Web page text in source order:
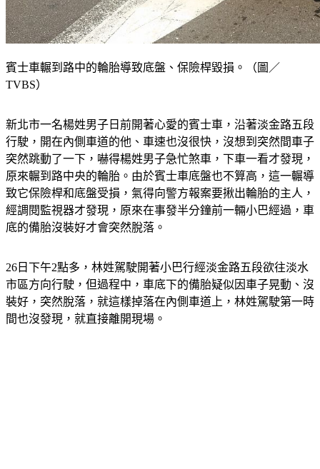
賓士車輾到路中的輪胎導致底盤、保險桿毀損。（圖／
TVBS）
新北市一名楊姓男子日前開著心愛的賓士車，沿著淡金路五段
行駛，開在內側車道的他、車速也沒很快，沒想到突然間車子
突然跳動了一下，嚇得楊姓男子急忙煞車，下車一看才發現，
原來輾到路中央的輪胎。由於賓士車底盤也不算高，這一輾導
致它保險桿和底盤受損，氣得向警方報案要揪出輪胎的主人，
經調閱監視器才發現，原來在事發半分鐘前一輛小巴經過，車
底的備胎沒裝好才會突然脫落。
26日下午2點多，林姓駕駛開著小巴行經淡金路五段欲往淡水
市區方向行駛，但過程中，車底下的備胎疑似因車子晃動、沒
裝好，突然脫落，就這樣掉落在內側車道上，林姓駕駛第一時
間也沒發現，就直接離開現場。